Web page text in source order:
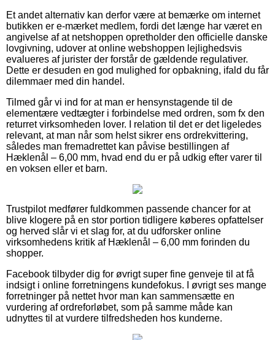
Et andet alternativ kan derfor være at bemærke om internet
butikken er e-mærket medlem, fordi det længe har været en
angivelse af at netshoppen opretholder den officielle danske
lovgivning, udover at online webshoppen lejlighedsvis
evalueres af jurister der forstår de gældende regulativer.
Dette er desuden en god mulighed for opbakning, ifald du får
dilemmaer med din handel.
Tilmed går vi ind for at man er hensynstagende til de
elementære vedtægter i forbindelse med ordren, som fx den
returret virksomheden lover. I relation til det er det ligeledes
relevant, at man når som helst sikrer ens ordrekvittering,
således man fremadrettet kan påvise bestillingen af
Hæklenål – 6,00 mm, hvad end du er på udkig efter varer til
en voksen eller et barn.
Trustpilot medfører fuldkommen passende chancer for at
blive klogere på en stor portion tidligere køberes opfattelser
og herved slår vi et slag for, at du udforsker online
virksomhedens kritik af Hæklenål – 6,00 mm forinden du
shopper.
Facebook tilbyder dig for øvrigt super fine genveje til at få
indsigt i online forretningens kundefokus. I øvrigt ses mange
forretninger på nettet hvor man kan sammensætte en
vurdering af ordreforløbet, som på samme måde kan
udnyttes til at vurdere tilfredsheden hos kunderne.